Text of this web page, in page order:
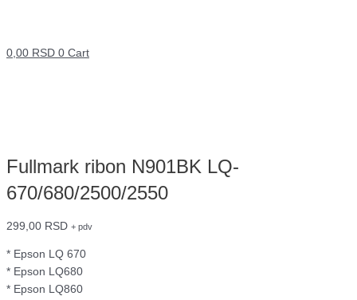
0,00 RSD 0 Cart
Fullmark ribon N901BK LQ-
670/680/2500/2550
299,00 RSD + pdv
* Epson LQ 670
* Epson LQ680
* Epson LQ860